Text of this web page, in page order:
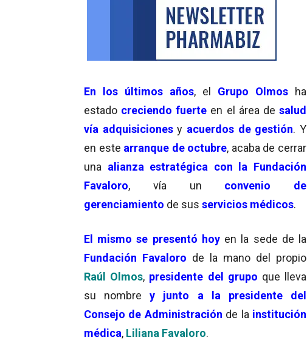
En los últimos años, el Grupo Olmos ha
estado creciendo fuerte en el área de salud
vía adquisicionesy acuerdos de gestión. Y
en este arranque de octubre, acaba de cerrar
una alianza estratégica con la Fundación
Favaloro, vía un convenio de
gerenciamiento de sus servicios médicos.
El mismo se presentó hoy en la sede de la
Fundación Favaloro de la mano del propio
Raúl Olmos, presidente del grupo que lleva
su nombrey junto a la presidente del
Consejo de Administración de la institución
médica, Liliana Favaloro.